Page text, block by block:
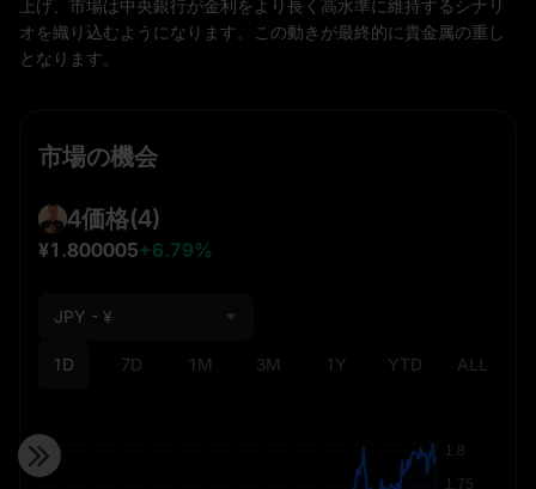
上げ、市場は中央銀行が金利をより長く高水準に維持するシナリ
オを織り込むようになります。この動きが最終的に貴金属の重し
となります。
市場の機会
4価格(4)
¥1.800005+6.79%
1D 7D 1M 3M 1Y YTD ALL
JPY - ¥